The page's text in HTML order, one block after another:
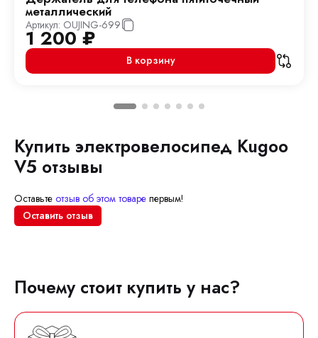
металлический
Артикул: OUJING-699
1 200₽
В корзину
Купить электровелосипед Kugoo
V5 отзывы
Оставьте отзыв об этом товаре первым!
Оставить отзыв
Почему стоит купить у нас?